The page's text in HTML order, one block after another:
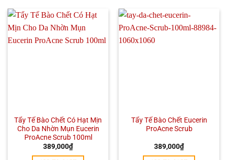
Tẩy Tế Bào Chết Có Hạt Mịn
Cho Da Nhờn Mụn Eucerin
ProAcne Scrub 100ml
389,000₫
Tẩy Tế Bào Chết Eucerin
ProAcne Scrub
389,000₫